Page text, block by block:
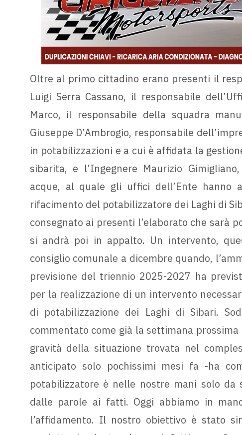
Oltre al primo cittadino erano presenti il
Luigi Serra Cassano, il responsabile
Marco, il responsabile della squadra
Giuseppe D’Ambrogio, responsabile
in potabilizzazioni e a cui è affidata la
sibarita, e l’Ingegnere Maurizio
acque, al quale gli uffici dell’Ente hanno
rifacimento del potabilizzatore dei Laghi di
consegnato ai presenti l’elaborato che sarà
si andrà poi in appalto. Un intervento,
consiglio comunale a dicembre quando,
previsione del triennio 2025-2027 ha
per la realizzazione di un intervento
di potabilizzazione dei Laghi di Sibari.
commentato come già la settimana
gravità della situazione trovata nel
anticipato solo pochissimi mesi fa -ha
potabilizzatore è nelle nostre mani solo
dalle parole ai fatti. Oggi abbiamo in
l’affidamento. Il nostro obiettivo è stato